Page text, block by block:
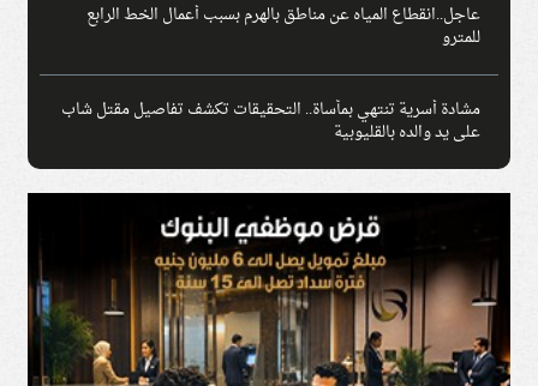
عاجل..انقطاع المياه عن مناطق بالهرم بسبب أعمال الخط الرابع
للمترو
مشادة أسرية تنتهي بمأساة.. التحقيقات تكشف تفاصيل مقتل شاب
على يد والده بالقليوبية